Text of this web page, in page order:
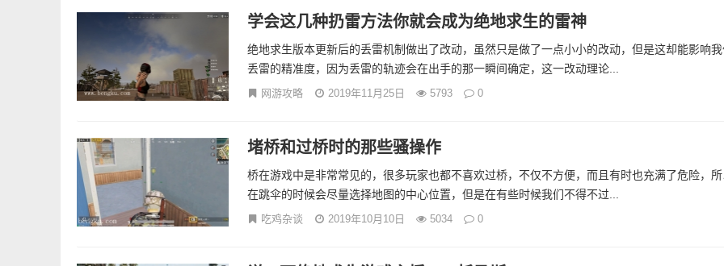
学会这几种扔雷方法你就会成为绝地求生的雷神
绝地求生版本更新后的丢雷机制做出了改动，虽然只是做了一点小小的改动，但是这却能影响我
丢雷的精准度，因为丢雷的轨迹会在出手的那一瞬间确定，这一改动理论...
网游攻略 2019年11月25日 5793 0
堵桥和过桥时的那些骚操作
桥在游戏中是非常常见的，很多玩家也都不喜欢过桥，不仅不方便，而且有时也充满了危险，所
在跳伞的时候会尽量选择地图的中心位置，但是在有些时候我们不得不过...
吃鸡杂谈 2019年10月10日 5034 0